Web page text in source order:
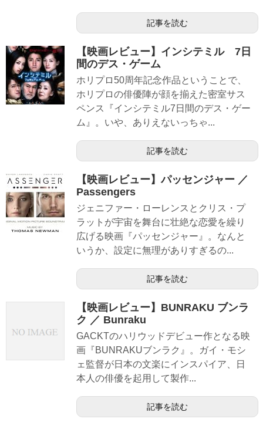
記事を読む
【映画レビュー】インシテミル 7日
間のデス・ゲーム
ホリプロ50周年記念作品ということで、
ホリプロの俳優陣が顔を揃えた密室サス
ペンス『インシテミル7日間のデス・ゲー
ム』。いや、ありえないっちゃ...
記事を読む
【映画レビュー】パッセンジャー ／
Passengers
ジェニファー・ローレンスとクリス・プ
ラットが宇宙を舞台に壮絶な恋愛を繰り
広げる映画『パッセンジャー』。なんと
いうか、設定に無理がありすぎるの...
記事を読む
【映画レビュー】BUNRAKU ブンラ
ク ／ Bunraku
GACKTのハリウッドデビュー作となる映
画『BUNRAKUブンラク』。ガイ・モシ
ェ監督が日本の文楽にインスパイア、日
本人の俳優を起用して製作...
記事を読む